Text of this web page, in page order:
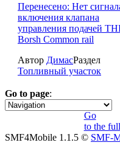
Перенесено: Нет
включения клапана
управления подачей
Borsh Common rail
Автор ДимасРаздел
Топливный участок
Go to page:
1
Go
to the
SMF4Mobile 1.1.5 © SMF-